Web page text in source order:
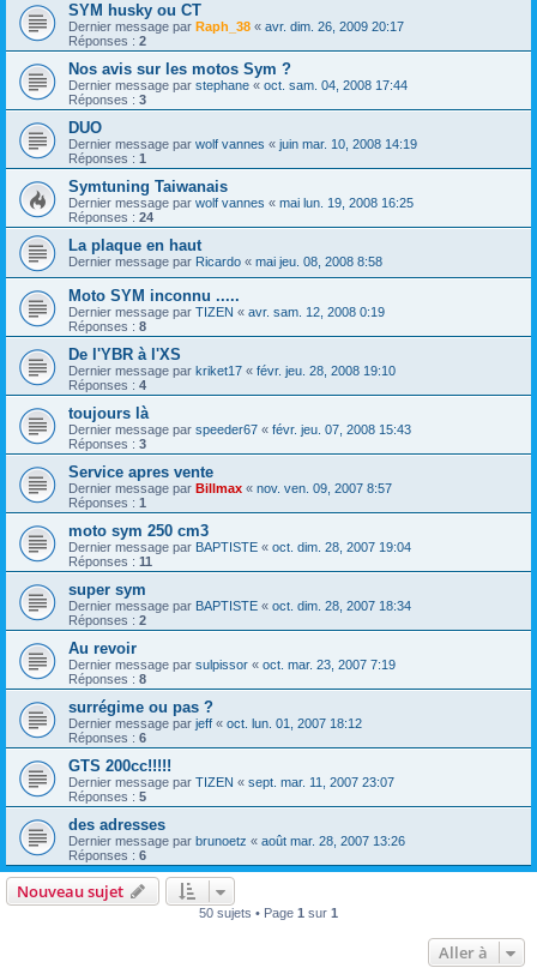
SYM husky ou CT
Dernier message par Raph_38 « avr. dim. 26, 2009 20:17
Réponses : 2
Nos avis sur les motos Sym ?
Dernier message par stephane « oct. sam. 04, 2008 17:44
Réponses : 3
DUO
Dernier message par wolf vannes « juin mar. 10, 2008 14:19
Réponses : 1
Symtuning Taiwanais
Dernier message par wolf vannes « mai lun. 19, 2008 16:25
Réponses : 24
La plaque en haut
Dernier message par Ricardo « mai jeu. 08, 2008 8:58
Moto SYM inconnu .....
Dernier message par TIZEN « avr. sam. 12, 2008 0:19
Réponses : 8
De l'YBR à l'XS
Dernier message par kriket17 « févr. jeu. 28, 2008 19:10
Réponses : 4
toujours là
Dernier message par speeder67 « févr. jeu. 07, 2008 15:43
Réponses : 3
Service apres vente
Dernier message par Billmax « nov. ven. 09, 2007 8:57
Réponses : 1
moto sym 250 cm3
Dernier message par BAPTISTE « oct. dim. 28, 2007 19:04
Réponses : 11
super sym
Dernier message par BAPTISTE « oct. dim. 28, 2007 18:34
Réponses : 2
Au revoir
Dernier message par sulpissor « oct. mar. 23, 2007 7:19
Réponses : 8
surrégime ou pas ?
Dernier message par jeff « oct. lun. 01, 2007 18:12
Réponses : 6
GTS 200cc!!!!!
Dernier message par TIZEN « sept. mar. 11, 2007 23:07
Réponses : 5
des adresses
Dernier message par brunoetz « août mar. 28, 2007 13:26
Réponses : 6
Nouveau sujet
50 sujets • Page 1 sur 1
Aller à